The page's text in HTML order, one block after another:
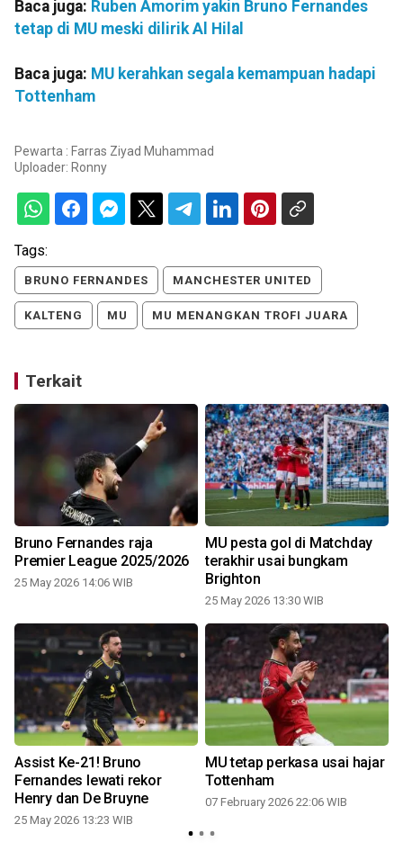
Baca juga: Ruben Amorim yakin Bruno Fernandes
tetap di MU meski dilirik Al Hilal
Baca juga: MU kerahkan segala kemampuan hadapi
Tottenham
Pewarta : Farras Ziyad Muhammad
Uploader: Ronny
Tags:
BRUNO FERNANDES MANCHESTER UNITED
KALTENG MU MU MENANGKAN TROFI JUARA
Terkait
Bruno Fernandes raja
Premier League 2025/2026
25 May 2026 14:06 WIB
MU pesta gol di Matchday
terakhir usai bungkam
Brighton
25 May 2026 13:30 WIB
Assist Ke-21! Bruno
Fernandes lewati rekor
Henry dan De Bruyne
25 May 2026 13:23 WIB
MU tetap perkasa usai hajar
Tottenham
07 February 2026 22:06 WIB